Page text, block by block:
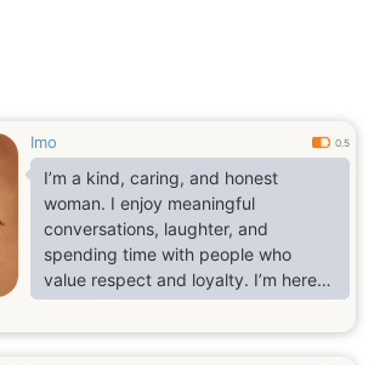
Imo 0.5
I’m a kind, caring, and honest
woman. I enjoy meaningful
conversations, laughter, and
spending time with people who
value respect and loyalty. I’m here
hoping to meet a genuine man for a
serious relationship that could lead